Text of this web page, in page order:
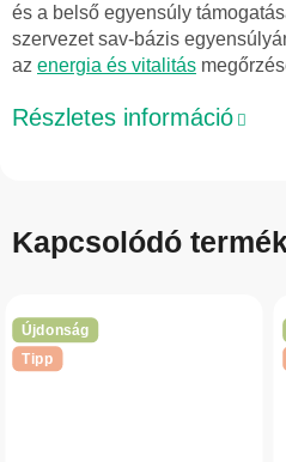
és a belső egyensúly
szervezet sav-bázis
az energia és vitalitás
Részletes információ
Kapcsolódó
Újdonság
Tipp